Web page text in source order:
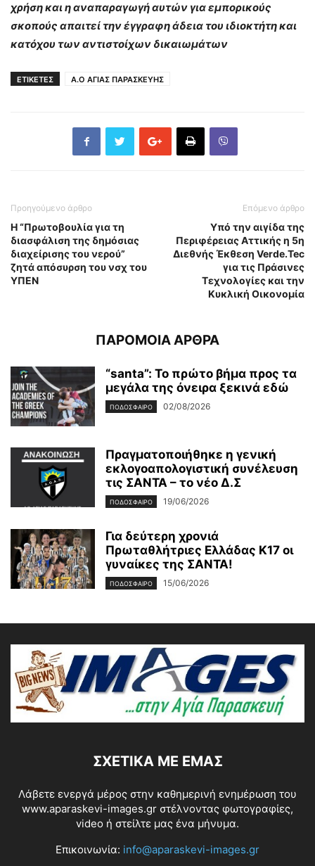
χρήση και η αναπαραγωγή αυτών για εμπορικούς
σκοπούς απαιτεί την έγγραφη άδεια του ιδιοκτήτη και
κατόχου των αντιστοίχων δικαιωμάτων
ΕΤΙΚΕΤΕΣ Α.Ο ΑΓΙΑΣ ΠΑΡΑΣΚΕΥΗΣ
Προηγούμενο άρθρο
Η “Πρωτοβουλία για τη
διασφάλιση της δημόσιας
διαχείρισης του νερού”
ζητά απόσυρση του νσχ του
ΥΠΕΝ
Επόμενο άρθρο
Υπό την αιγίδα της
Περιφέρειας Αττικής η 5η
Διεθνής Έκθεση Verde.Tec
για τις Πράσινες
Τεχνολογίες και την
Κυκλική Οικονομία
ΠΑΡΟΜΟΙΑ ΑΡΘΡΑ
“santa”: Το πρώτο βήμα προς τα
μεγάλα της όνειρα ξεκινά εδώ
ΠΟΔΟΣΦΑΙΡΟ 02/08/2026
Πραγματοποιήθηκε η γενική
εκλογοαπολογιστική συνέλευση
τις ΣΑΝΤΑ – το νέο Δ.Σ
ΠΟΔΟΣΦΑΙΡΟ 19/06/2026
Για δεύτερη χρονιά
Πρωταθλήτριες Ελλάδας Κ17 οι
γυναίκες της ΣΑΝΤΑ!
ΠΟΔΟΣΦΑΙΡΟ 15/06/2026
ΣΧΕΤΙΚΆ ΜΕ ΕΜΆΣ
Λάβετε ενεργά μέρος στην καθημερινή ενημέρωση του
www.aparaskevi-images.gr στέλνοντας φωτογραφίες,
video ή στείλτε μας ένα μήνυμα.
Επικοινωνία: info@aparaskevi-images.gr